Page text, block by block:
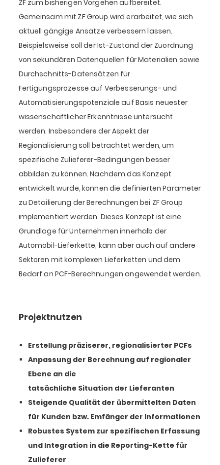
ZF zum bisherigen Vorgehen aufbereitet.
Gemeinsam mit ZF Group wird erarbeitet, wie sich
aktuell gängige Ansätze verbessern lassen.
Beispielsweise soll der Ist-Zustand der Zuordnung
von sekundären Datenquellen für Materialien sowie
Durchschnitts-Datensätzen für
Fertigungsprozesse auf Verbesserungs- und
Automatisierungspotenziale auf Basis neuester
wissenschaftlicher Erkenntnisse untersucht
werden. Insbesondere der Aspekt der
Regionalisierung soll betrachtet werden, um
spezifische Zulieferer-Bedingungen besser
abbilden zu können. Nachdem das Konzept
entwickelt wurde, können die definierten Parameter
zu Detailierung der Berechnungen bei ZF Group
implementiert werden. Dieses Konzept ist eine
Grundlage für Unternehmen innerhalb der
Automobil-Lieferkette, kann aber auch auf andere
Sektoren mit komplexen Lieferketten und dem
Bedarf an PCF-Berechnungen angewendet werden.
Projektnutzen
Erstellung präziserer, regionalisierter PCFs
Anpassung der Berechnung auf regionaler
Ebene an die
tatsächliche Situation der Lieferanten
Steigende Qualität der übermittelten Daten
für Kunden bzw. Emfänger der Informationen
Robustes System zur spezifischen Erfassung
und Integration in die Reporting-Kette für
Zulieferer